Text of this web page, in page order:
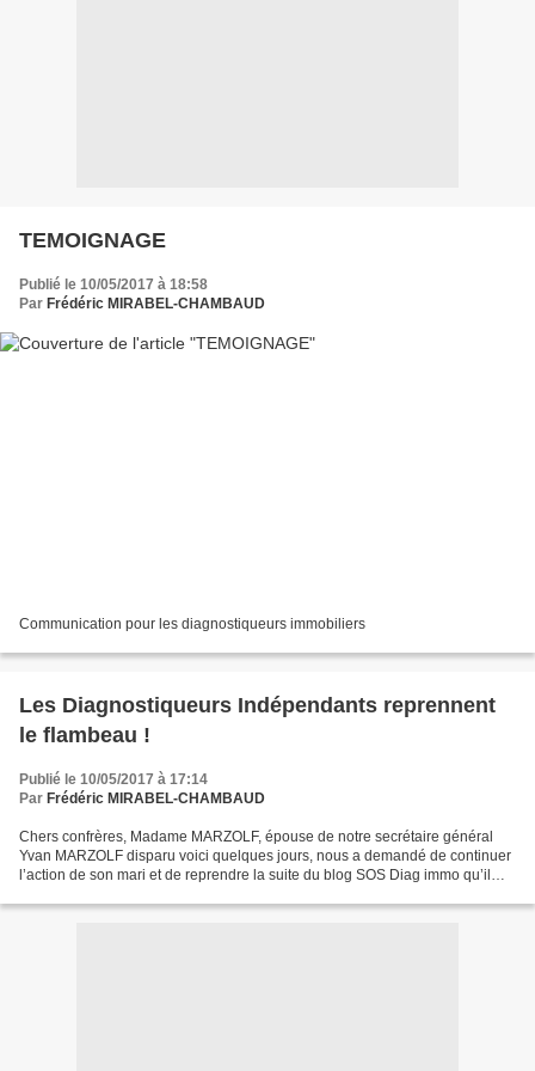
TEMOIGNAGE
Publié le 10/05/2017 à 18:58
Par Frédéric MIRABEL-CHAMBAUD
Communication pour les diagnostiqueurs immobiliers
Les Diagnostiqueurs Indépendants reprennent
le flambeau !
Publié le 10/05/2017 à 17:14
Par Frédéric MIRABEL-CHAMBAUD
Chers confrères, Madame MARZOLF, épouse de notre secrétaire général
Yvan MARZOLF disparu voici quelques jours, nous a demandé de continuer
l’action de son mari et de reprendre la suite du blog SOS Diag immo qu’il